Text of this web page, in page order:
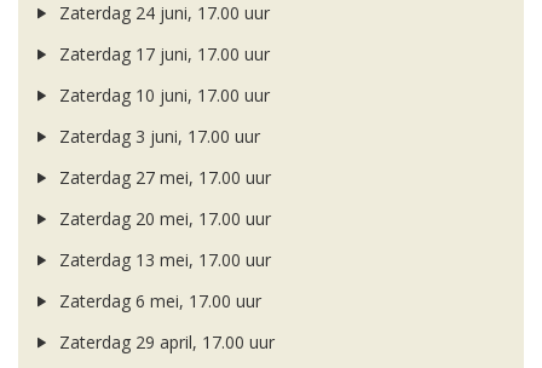
Zaterdag 24 juni, 17.00 uur
Zaterdag 17 juni, 17.00 uur
Zaterdag 10 juni, 17.00 uur
Zaterdag 3 juni, 17.00 uur
Zaterdag 27 mei, 17.00 uur
Zaterdag 20 mei, 17.00 uur
Zaterdag 13 mei, 17.00 uur
Zaterdag 6 mei, 17.00 uur
Zaterdag 29 april, 17.00 uur